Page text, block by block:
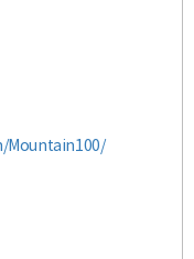
Mountain100/